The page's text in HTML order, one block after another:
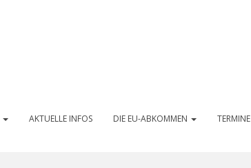
AKTUELLE INFOS DIE EU-ABKOMMEN TERMINE